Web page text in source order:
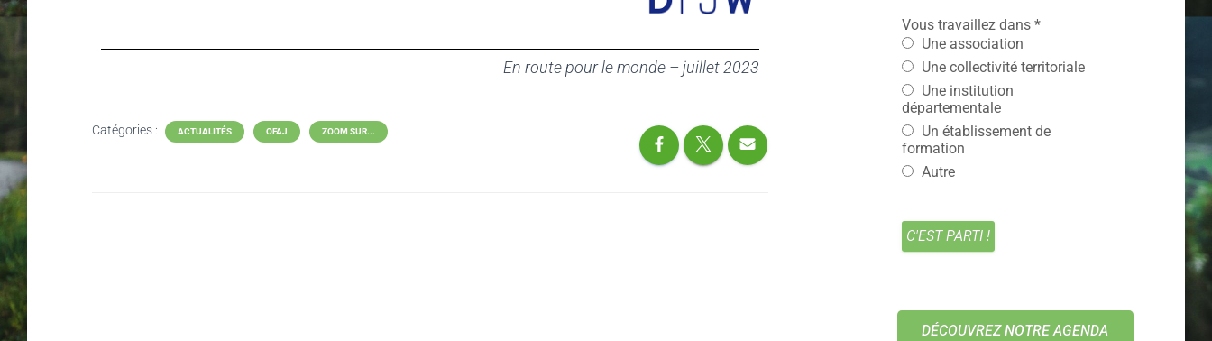
En route pour le monde – juillet 2023
Catégories : ACTUALITÉS OFAJ ZOOM SUR...
Vous travaillez dans *
Une association
Une collectivité territoriale
Une institution
départementale
Un établissement de
formation
Autre
DÉCOUVREZ NOTRE AGENDA